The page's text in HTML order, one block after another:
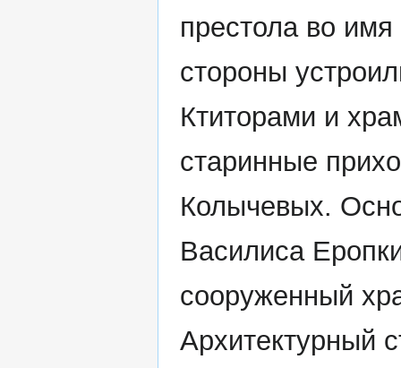
престола во
стороны
Ктиторами и
старинные
Колычевых.
Василиса
сооруженный
Архитектурный